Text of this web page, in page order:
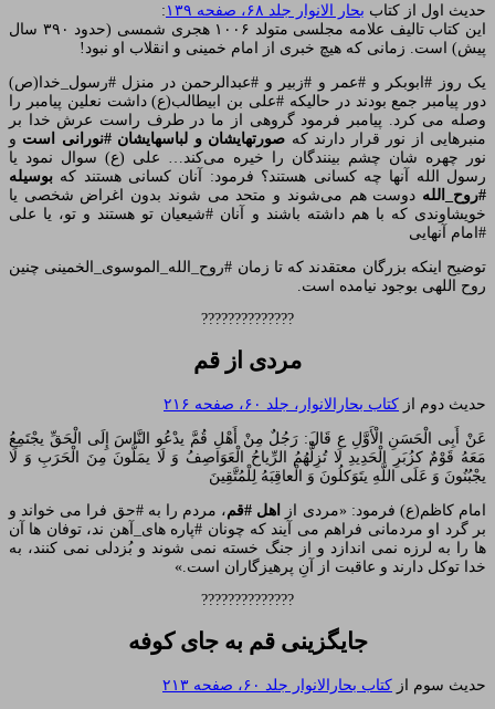
حدیث اول از کتاب بحار الانوار جلد ۶۸، صفحه ۱۳۹
:
این کتاب تالیف علامه مجلسی متولد ۱۰۰۶ هجری شمسی (حدود ۳۹۰ سال
پیش) است. زمانی که هیچ خبری از امام خمینی و انقلاب او نبود!
یک روز #ابوبکر و #عمر و #زبیر و #عبدالرحمن در منزل #رسول_خدا(ص)
دور پیامبر جمع بودند در حالیکه #علی بن ابیطالب(ع) داشت نعلین پیامبر را
وصله می کرد. پیامبر فرمود گروهی از ما در طرف راست عرش خدا بر
منبرهایی از نور قرار دارند که صورتهایشان و لباسهایشان #نورانی است و
نور چهره شان چشم بینندگان را خیره می‌کند… علی (ع) سوال نمود یا
رسول الله آنها چه کسانی هستند؟ فرمود: آنان کسانی هستند که بوسیله
#روح_الله دوست هم می‌شوند و متحد می شوند بدون اغراض شخصی یا
خویشاوندی که با هم داشته باشند و آنان #شیعیان تو هستند و تو، یا علی
#امام آنهایی
توضیح اینکه بزرگان معتقدند که تا زمان #روح_الله_الموسوی_الخمینی چنین
روح اللهی بوجود نیامده است.
??????????????
مردی از قم
حدیث دوم از کتاب بحارالانوار، جلد ۶۰، صفحه ۲۱۶
عَنْ أَبِی الْحَسَنِ الْأَوَّلِ ع قَالَ: رَجُلٌ مِنْ أَهْلِ قُمَّ یدْعُو النَّاسَ إِلَی الْحَقِّ یجْتَمِعُ
مَعَهُ قَوْمٌ کزُبَرِ الْحَدِیدِ لَا تُزِلُّهُمُ الرِّیاحُ الْعَوَاصِفُ وَ لَا یمَلُّونَ مِنَ الْحَرَبِ وَ لَا
یجْبُنُونَ وَ عَلَی اللَّهِ یتَوَکلُونَ وَ الْعاقِبَهُ لِلْمُتَّقِینَ
امام کاظم(ع) فرمود: «مردی از اهل #قم، مردم را به #حق فرا می خواند و
بر گرد او مردمانی فراهم می آیند که چونان #پاره های_آهن ند، توفان ها آن
ها را به لرزه نمی اندازد و از جنگ خسته نمی شوند و بُزدلی نمی کنند، به
خدا توکل دارند و عاقبت از آنِ پرهیزگاران است.»
??????????????
جایگزینی قم به جای کوفه
حدیث سوم از کتاب بحارالانوار جلد ۶۰، صفحه ۲۱۳